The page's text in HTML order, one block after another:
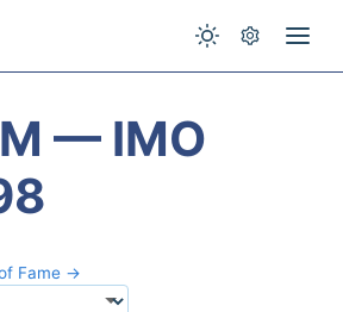
— IMO
Fame →